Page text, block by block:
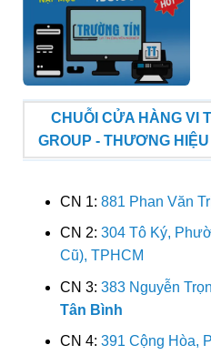
CHUỖI CỬA HÀNG VI
GROUP - THƯƠNG
CN 1: 881 Phan Văn
CN 2: 304 Tô Ký,
Cũ), TPHCM
CN 3: 383 Nguyễn
Tân Bình
CN 4: 391 Cộng Hòa,